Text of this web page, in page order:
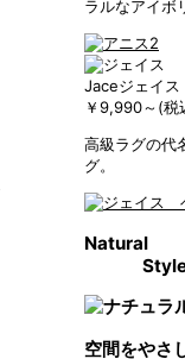
ラルなアイボ
Jaceジェイス
￥9,990～(税
高級ラグの代
グ。
Natural
空間をやさ